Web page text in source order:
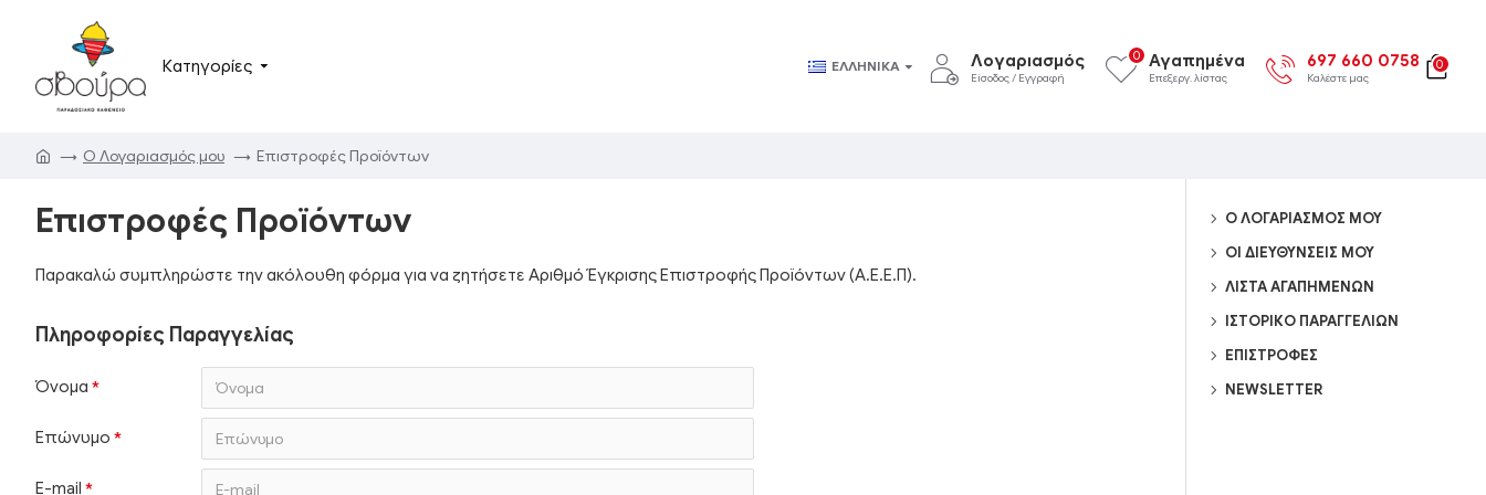
Κατηγορίες ΕΛΛΗΝΙΚΆ Λογαριασμός
Είσοδος / Εγγραφή
Αγαπημένα
Επεξεργ. λίστας
0 697 660 0758
Καλέστε μας
0
O Λογαριασμός μου Επιστροφές Προϊόντων
Επιστροφές Προϊόντων
Παρακαλώ συμπληρώστε την ακόλουθη φόρμα για να ζητήσετε Αριθμό Έγκρισης Επιστροφής Προϊόντων (Α.Ε.Ε.Π).
Πληροφορίες Παραγγελίας
Όνομα
Επώνυμο
E-mail
Ο ΛΟΓΑΡΙΑΣΜΌΣ ΜΟΥ
ΟΙ ΔΙΕΥΘΎΝΣΕΙΣ ΜΟΥ
ΛΊΣΤΑ ΑΓΑΠΗΜΈΝΩΝ
ΙΣΤΟΡΙΚΌ ΠΑΡΑΓΓΕΛΙΏΝ
ΕΠΙΣΤΡΟΦΈΣ
NEWSLETTER